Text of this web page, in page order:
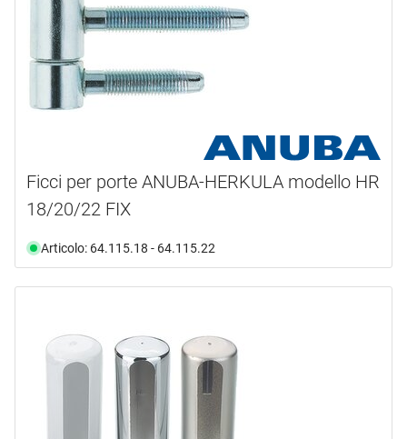
Ficci per porte ANUBA-HERKULA modello HR
18/20/22 FIX
Articolo: 64.115.18 - 64.115.22